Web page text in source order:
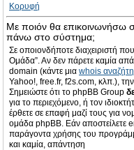
Κορυφή
Με ποιόν θα επικοινωνήσω
πάνω στο σύστημα;
Σε οποιονδήποτε διαχειριστή
Ομάδα”. Αν δεν πάρετε καμία
domain (κάντε μια whois
Yahoo!, free.fr, f2s.com, κλπ.),
Σημειώστε ότι το phpBB Group
για το περιεχόμενο, ή τον
έρθετε σε επαφή μαζί τους για
ομάδα phpBB. Εάν αποστείλετε
παράγοντα χρήσης του
και καμία, απάντηση